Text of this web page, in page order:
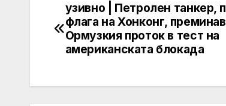
Post
navigation
узивно | Петролен танкер,
флага на Хонконг,
Ормузкия проток в тест на
американската блокада